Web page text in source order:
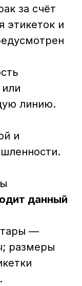
за счёт
этикеток и
линию.
и
данный
тары —
размеры